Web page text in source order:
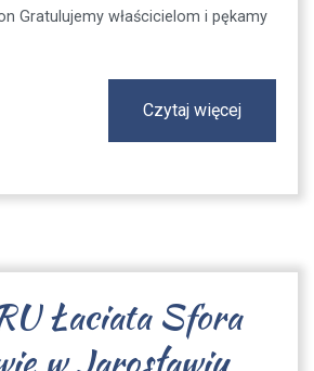
Gratulujemy właścicielom i pękamy
Czytaj więcej
Łaciata Sfora